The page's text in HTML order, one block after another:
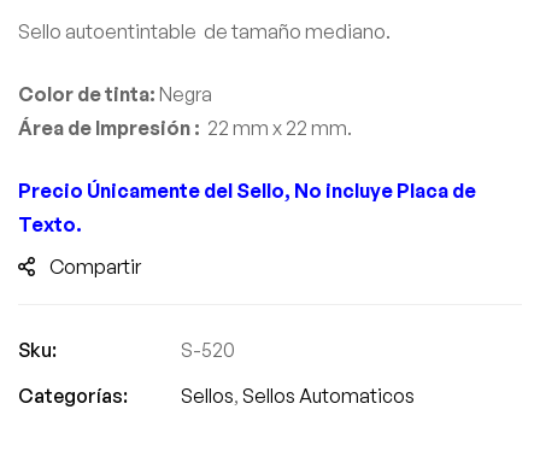
Sello autoentintable de tamaño mediano.
Color de tinta: Negra
Área de Impresión : 22 mm x 22 mm.
Precio Únicamente del Sello, No incluye Placa de
Texto.
Compartir
Sku:
S-520
Categorías:
Sellos, Sellos Automaticos